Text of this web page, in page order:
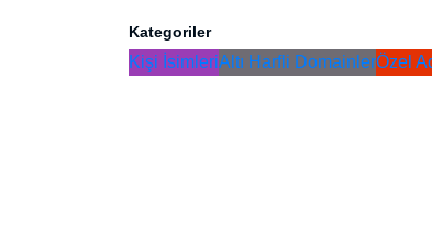
Kategoriler
Kişi İsimleri Altı Harfli Domainler